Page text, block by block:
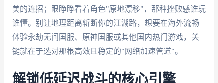
美的连招；眼睁睁看着角色"原地漂移"，那种挫败感谁玩
谁懂。别让地理距离斩断你的江湖路，想要在海外流畅
体验永劫无间国服、原神国服或其他国内热门游戏，关
键就在于选对那根高效且稳定的"网络加速管道"。
解锁低延迟战斗的核心引擎